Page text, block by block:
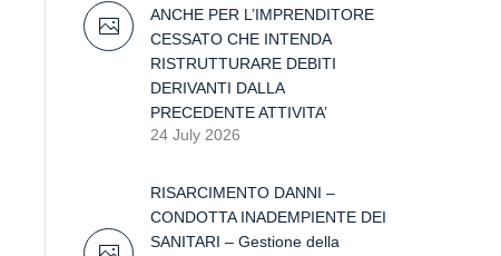
ANCHE PER L’IMPRENDITORE
CESSATO CHE INTENDA
RISTRUTTURARE DEBITI
DERIVANTI DALLA
PRECEDENTE ATTIVITA’
24 July 2026
RISARCIMENTO DANNI –
CONDOTTA INADEMPIENTE DEI
SANITARI – Gestione della